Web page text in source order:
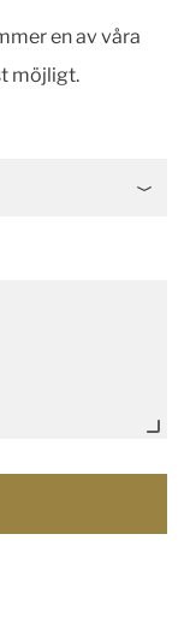
en av våra
möjligt.